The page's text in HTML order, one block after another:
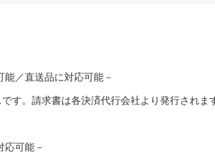
／直送品に対応可能－
す。請求書は各決済代行会社より発行され
可能－